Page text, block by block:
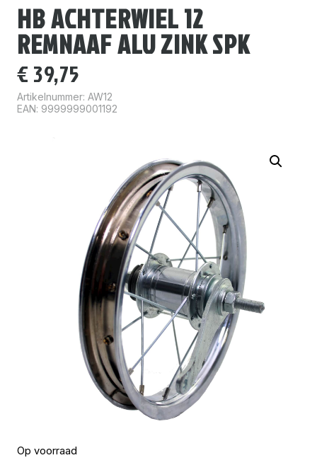
HB ACHTERWIEL 12
REMNAAF ALU ZINK SPK
€ 39,75
Artikelnummer: AW12
EAN: 9999999001192
Op voorraad